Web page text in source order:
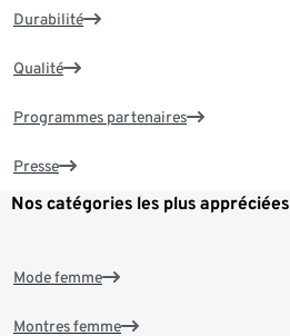
Durabilité
Qualité
Programmes partenaires
Presse
Nos catégories les plus appréciées
Mode femme
Montres femme